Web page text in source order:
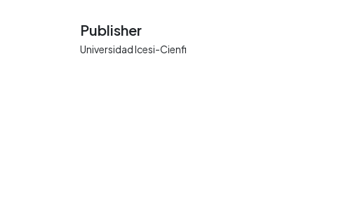
Publisher
Universidad Icesi-Cienfi